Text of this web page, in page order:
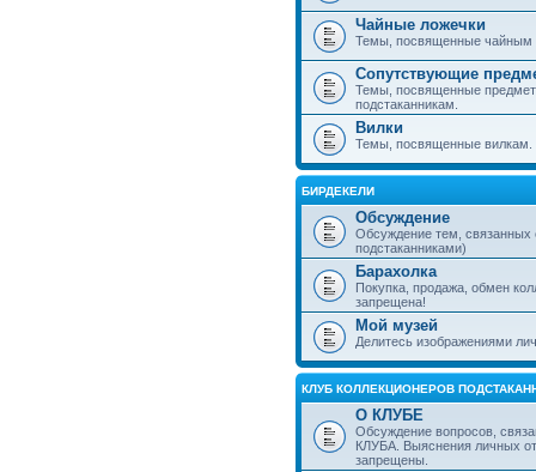
Чайные ложечки
Темы, посвященные чайным
Сопутствующие
Темы, посвященные
подстаканникам.
Вилки
Темы, посвященные вилкам.
БИРДЕКЕЛИ
Обсуждение
Обсуждение тем,
подстаканниками)
Барахолка
Покупка, продажа, обмен
запрещена!
Мой музей
Делитесь изображениями
КЛУБ КОЛЛЕКЦИОНЕРОВ
О КЛУБЕ
Обсуждение вопросов,
КЛУБА. Выяснения личных
запрещены.